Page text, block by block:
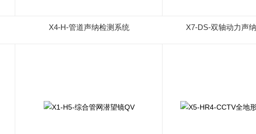
X4-H-管道声纳检测系统 X7-DS-双轴动力声